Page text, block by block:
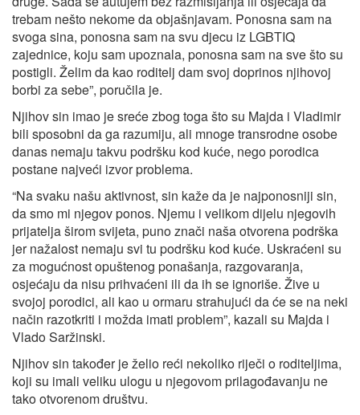
trebam nešto nekome da objašnjavam. Ponosna sam na
svoga sina, ponosna sam na svu djecu iz LGBTIQ
zajednice, koju sam upoznala, ponosna sam na sve što su
postigli. Želim da kao roditelj dam svoj doprinos njihovoj
borbi za sebe”, poručila je.
Njihov sin imao je sreće zbog toga što su Majda i Vladimir
bili sposobni da ga razumiju, ali mnoge transrodne osobe
danas nemaju takvu podršku kod kuće, nego porodica
postane najveći izvor problema.
“Na svaku našu aktivnost, sin kaže da je najponosniji sin,
da smo mi njegov ponos. Njemu i velikom dijelu njegovih
prijatelja širom svijeta, puno znači naša otvorena podrška
jer nažalost nemaju svi tu podršku kod kuće. Uskraćeni su
za mogućnost opuštenog ponašanja, razgovaranja,
osjećaju da nisu prihvaćeni ili da ih se ignoriše. Žive u
svojoj porodici, ali kao u ormaru strahujući da će se na neki
način razotkriti i možda imati problem”, kazali su Majda i
Vlado Saržinski.
Njihov sin također je želio reći nekoliko riječi o roditeljima,
koji su imali veliku ulogu u njegovom prilagođavanju ne
tako otvorenom društvu.